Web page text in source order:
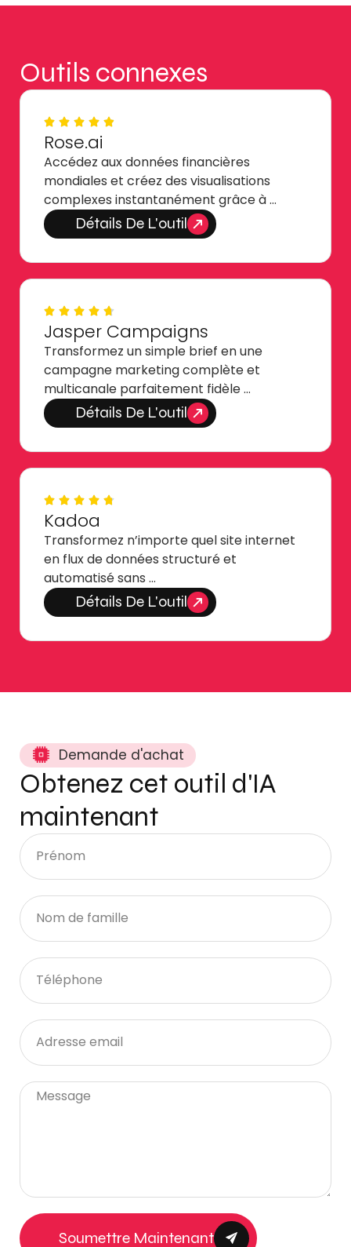
Outils connexes
Rose.ai
Accédez aux données financières
mondiales et créez des visualisations
complexes instantanément grâce à …
Détails De L'outil
Jasper Campaigns
Transformez un simple brief en une
campagne marketing complète et
multicanale parfaitement fidèle …
Détails De L'outil
Kadoa
Transformez n’importe quel site internet
en flux de données structuré et
automatisé sans …
Détails De L'outil
Demande d'achat
Obtenez cet outil d'IA
maintenant
Soumettre Maintenant